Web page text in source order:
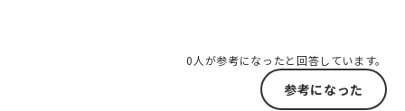
0人が参考になったと回答しています。
参考になった